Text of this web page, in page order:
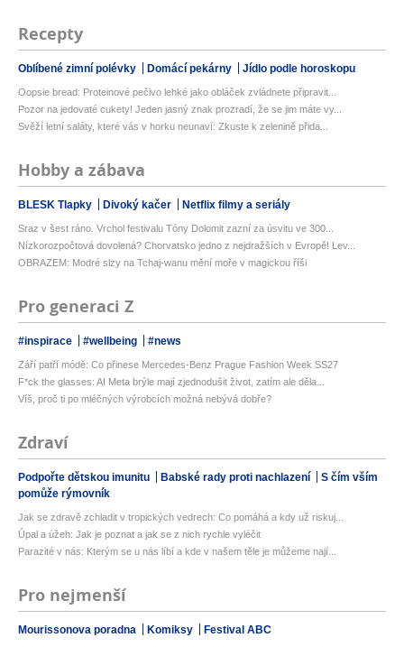
Recepty
Oblíbené zimní polévky Domácí pekárny Jídlo podle horoskopu
Oopsie bread: Proteinové pečivo lehké jako obláček zvládnete připravit...
Pozor na jedovaté cukety! Jeden jasný znak prozradí, že se jim máte vy...
Svěží letní saláty, které vás v horku neunaví: Zkuste k zelenině přida...
Hobby a zábava
BLESK Tlapky Divoký kačer Netflix filmy a seriály
Sraz v šest ráno. Vrchol festivalu Tóny Dolomit zazní za úsvitu ve 300...
Nízkorozpočtová dovolená? Chorvatsko jedno z nejdražších v Evropě! Lev...
OBRAZEM: Modré slzy na Tchaj-wanu mění moře v magickou říši
Pro generaci Z
#inspirace #wellbeing #news
Září patří módě: Co přinese Mercedes-Benz Prague Fashion Week SS27
F*ck the glasses: AI Meta brýle mají zjednodušit život, zatím ale děla...
Víš, proč ti po mléčných výrobcích možná nebývá dobře?
Zdraví
Podpořte dětskou imunitu Babské rady proti nachlazení
S čím vším
pomůže rýmovník
Jak se zdravě zchladit v tropických vedrech: Co pomáhá a kdy už riskuj...
Úpal a úžeh: Jak je poznat a jak se z nich rychle vyléčit
Parazité v nás: Kterým se u nás líbí a kde v našem těle je můžeme nají...
Pro nejmenší
Mourissonova poradna Komiksy Festival ABC